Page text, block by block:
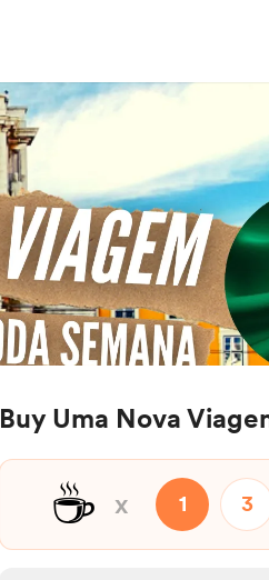
Buy Uma Nova
☕ x 1 3